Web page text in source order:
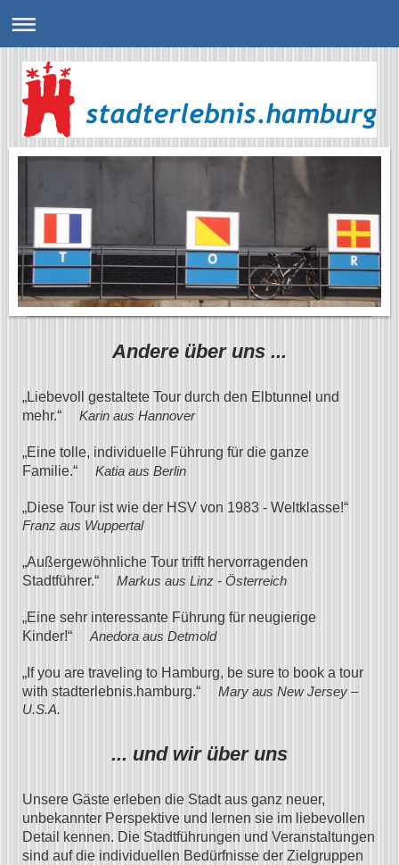
Andere über uns ...
„Liebevoll gestaltete Tour durch den Elbtunnel und
mehr.“
Karin aus Hannover
„Eine tolle, individuelle Führung für die ganze
Familie.“
Katia aus Berlin
„Diese Tour ist wie der HSV von 1983 - Weltklasse!“
Franz aus Wuppertal
„Außergewöhnliche Tour trifft hervorragenden
Stadtführer.“
Markus aus Linz - Österreich
„Eine sehr interessante Führung für neugierige
Kinder!“
Anedora aus Detmold
„ If you are traveling to Hamburg, be sure to book a tour
with stadterlebnis.hamburg.“
Mary aus New Jersey –
U.S.A.
... und wir über uns
Unsere Gäste erleben die Stadt aus ganz neuer,
unbekannter Perspektive und lernen sie im liebevollen
Detail kennen. Die Stadtführungen und Veranstaltungen
sind auf die individuellen Bedürfnisse der Zielgruppen